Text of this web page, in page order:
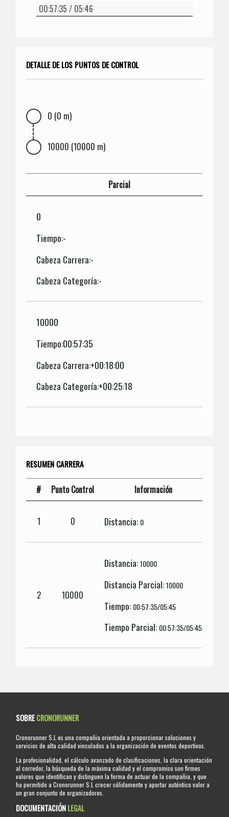
DETALLE DE LOS PUNTOS DE CONTROL
0 (0 m)
10000 (10000 m)
Parcial
0
Tiempo:-
Cabeza Carrera:-
Cabeza Categoría:-
10000
Tiempo:00:57:35
Cabeza Carrera:+00:18:00
Cabeza Categoría:+00:25:18
RESUMEN CARRERA
# Punto Control Información
1 0 Distancia: 0
2 10000
Distancia:10000
Distancia Parcial:10000
Tiempo: 00:57:35/05:45
Tiempo Parcial: 00:57:35/05:45
SOBRECRONORUNNER
Cronorunner S.L es una compañia orientada a proporcionar soluciones y
servicios de alta calidad vinculados a la organización de eventos deportivos.
La profesionalidad, el cálculo avanzado de clasificaciones, la clara orientación
al corredor, la búsqueda de la máxima calidad y el compromiso son firmes
valores que identifican y distinguen la forma de actuar de la compañia, y que
ha permitido a Cronorunner S.L crecer sólidamente y aportar auténtico valor a
un gran conjunto de organizadores.
DOCUMENTACIÓNLEGAL